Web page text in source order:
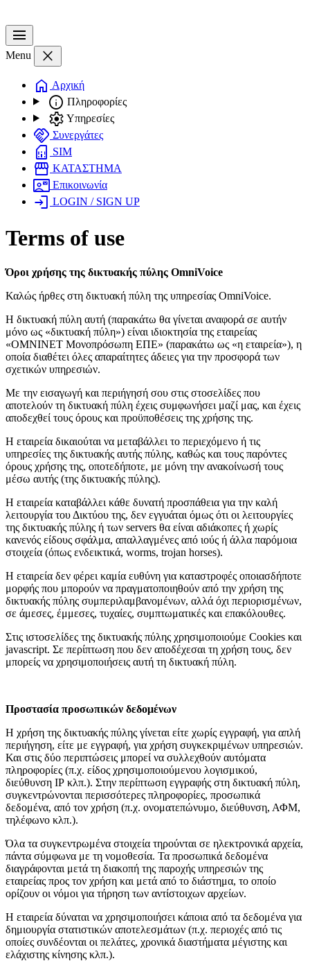
menu
Menu
close
home Αρχική
info Πληροφορίες
settings Υπηρεσίες
handshake Συνεργάτες
sim_card SIM
storefront ΚΑΤΑΣΤΗΜΑ
contact_mail Επικοινωνία
login LOGIN / SIGN UP
Terms of use
Όροι χρήσης της δικτυακής πύλης OmniVoice
Καλώς ήρθες στη δικτυακή πύλη της υπηρεσίας OmniVoice.
Η δικτυακή πύλη αυτή (παρακάτω θα γίνεται αναφορά σε αυτήν
μόνο ως «δικτυακή πύλη») είναι ιδιοκτησία της εταιρείας
«ΟΜΝΙΝΕΤ Μονοπρόσωπη ΕΠΕ» (παρακάτω ως «η εταιρεία»), η
οποία διαθέτει όλες απαραίτητες άδειες για την προσφορά των
σχετικών υπηρεσιών.
Με την εισαγωγή και περιήγησή σου στις στοσελίδες που
αποτελούν τη δικτυακή πύλη έχεις συμφωνήσει μαζί μας, και έχεις
αποδεχθεί τους όρους και προϋποθέσεις της χρήσης της.
Η εταιρεία δικαιούται να μεταβάλλει το περιεχόμενο ή τις
υπηρεσίες της δικτυακής αυτής πύλης, καθώς και τους παρόντες
όρους χρήσης της, οποτεδήποτε, με μόνη την ανακοίνωσή τους
μέσω αυτής (της δικτυακής πύλης).
Η εταιρεία καταβάλλει κάθε δυνατή προσπάθεια για την καλή
λειτουργία του Δικτύου της, δεν εγγυάται όμως ότι οι λειτουργίες
της δικτυακής πύλης ή των servers θα είναι αδιάκοπες ή χωρίς
κανενός είδους σφάλμα, απαλλαγμένες από ιούς ή άλλα παρόμοια
στοιχεία (όπως ενδεικτικά, worms, trojan horses).
Η εταιρεία δεν φέρει καμία ευθύνη για καταστροφές οποιασδήποτε
μορφής που μπορούν να πραγματοποιηθούν από την χρήση της
δικτυακής πύλης συμπεριλαμβανομένων, αλλά όχι περιορισμένων,
σε άμεσες, έμμεσες, τυχαίες, συμπτωματικές και επακόλουθες.
Στις ιστοσελίδες της δικτυακής πύλης χρησιμοποιούμε Cookies και
javascript. Σε περίπτωση που δεν αποδέχεσαι τη χρήση τους, δεν
μπορείς να χρησιμοποιήσεις αυτή τη δικτυακή πύλη.
Προστασία προσωπικών δεδομένων
Η χρήση της δικτυακής πύλης γίνεται είτε χωρίς εγγραφή, για απλή
περιήγηση, είτε με εγγραφή, για χρήση συγκεκριμένων υπηρεσιών.
Και στις δύο περιπτώσεις μπορεί να συλλεχθούν αυτόματα
πληροφορίες (π.χ. είδος χρησιμοποιούμενου λογισμικού,
διεύθυνση ΙΡ κλπ.). Στην περίπτωση εγγραφής στη δικτυακή πύλη,
συγκεντρώνονται περισσότερες πληροφορίες, προσωπικά
δεδομένα, από τον χρήση (π.χ. ονοματεπώνυμο, διεύθυνση, ΑΦΜ,
τηλέφωνο κλπ.).
Όλα τα συγκεντρωμένα στοιχεία τηρούνται σε ηλεκτρονικά αρχεία,
πάντα σύμφωνα με τη νομοθεσία. Τα προσωπικά δεδομένα
διαγράφονται μετά τη διακοπή της παροχής υπηρεσιών της
εταιρείας προς τον χρήση και μετά από το διάστημα, το οποίο
ορίζουν οι νόμοι για τήρηση των αντίστοιχων αρχείων.
Η εταιρεία δύναται να χρησιμοποιήσει κάποια από τα δεδομένα για
δημιουργία στατιστικών αποτελεσμάτων (π.χ. περιοχές από τις
οποίες συνδέονται οι πελάτες, χρονικά διαστήματα μέγιστης και
ελάχιστης κίνησης κλπ.).